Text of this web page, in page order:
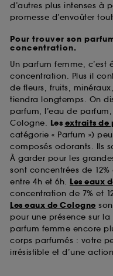
d’autres plus intenses à
promesse d’envoûter
Pour trouver son
concentration.
Un parfum femme, c’est
concentration. Plus il
de fleurs, fruits,
tiendra longtemps. On
parfum, l’eau de
Cologne. Les extraits de
catégorie « Parfum »)
composés odorants. Ils
À garder pour les
sont concentrées de
entre 4h et 6h. Les eaux
concentration de 7% et
Les eaux de Cologne
pour une présence sur
parfum femme encore
corps parfumés : votre
irrésistible et d’une